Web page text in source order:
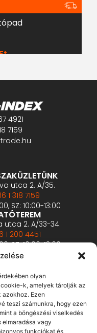
olyan
k, amelyek tárolják az
Ezen
teszi számunkra, hogy ezen
a böngészési viselkedés
vagy
funkciókat és
4921
7159
utca 2. A/35.
1 318 7159
SZ: 10:00-13:00
utca 2. A/33-34.
1 200 4451
SZ: 10:00-13:00
BEMUTATÓTEREM
u. 12.
alapján